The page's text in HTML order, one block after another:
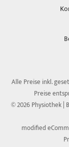
Alle Preise inkl.
Preise
© 2026 Physiothek |
modified